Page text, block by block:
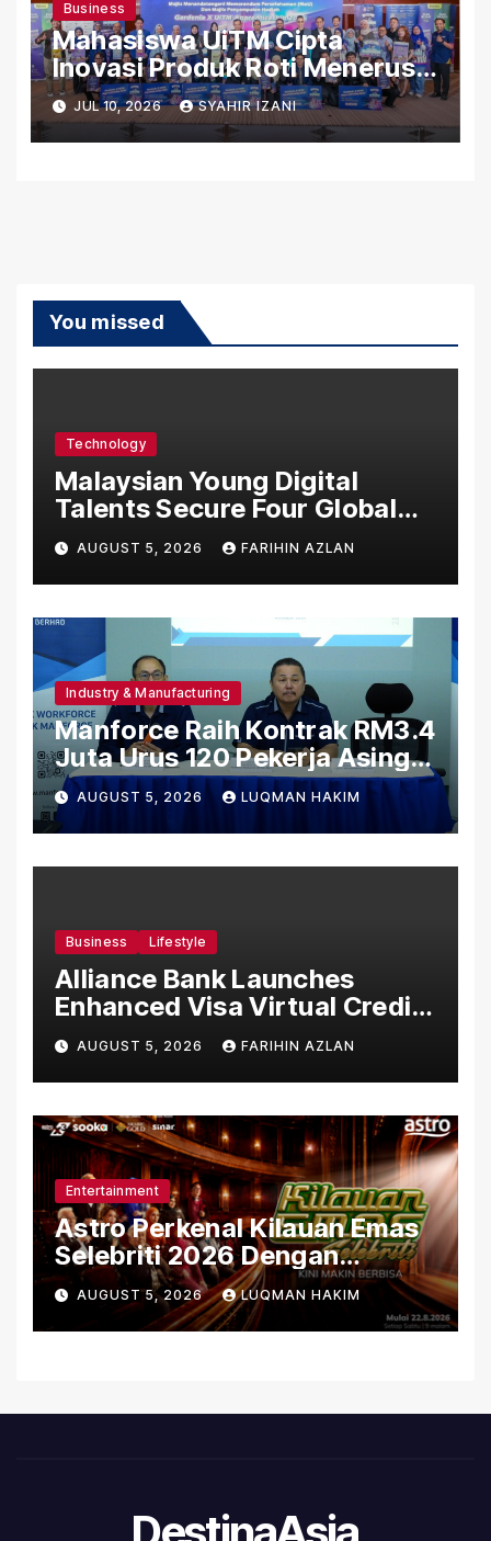
Business
Mahasiswa UiTM Cipta
Inovasi Produk Roti Menerusi
Gardenia x UiTM
Apprenticeship 2026
JUL 10, 2026 SYAHIR IZANI
You missed
Technology
Malaysian Young Digital
Talents Secure Four Global
Awards at Adobe and
Microsoft World
Championships
AUGUST 5, 2026 FARIHIN AZLAN
Industry & Manufacturing
Manforce Raih Kontrak RM3.4
Juta Urus 120 Pekerja Asing
Untuk Orgabio Manufacturing
AUGUST 5, 2026 LUQMAN HAKIM
Business Lifestyle
Alliance Bank Launches
Enhanced Visa Virtual Credit
Card, Introduces New Brand
Ambassadors
AUGUST 5, 2026 FARIHIN AZLAN
Entertainment
Astro Perkenal Kilauan Emas
Selebriti 2026 Dengan
Konsep Baharu Berteraskan
Amal
AUGUST 5, 2026 LUQMAN HAKIM